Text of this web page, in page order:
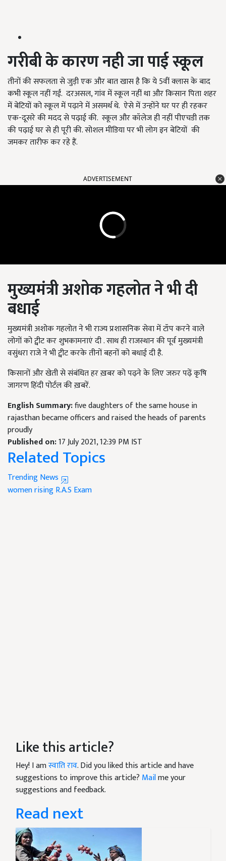
गरीबी के कारण नही जा पाई स्कूल
तीनों की सफलता से जुड़ी एक और बात खास है कि ये 5वीं क्लास के बाद
कभी स्कूल नहीं गईं. दरअसल, गांव में स्कूल नहीं था और किसान पिता शहर
में बेटियों को स्कूल में पढ़ाने में असमर्थ थे. ऐसे में उन्होंने घर पर ही रहकर
एक-दूसरे की मदद से पढ़ाई की. स्कूल और कॉलेज ही नहीं पीएचडी तक
की पढ़ाई घर से ही पूरी की. सोशल मीडिया पर भी लोग इन बेटियों की
जमकर तारीफ कर रहे हैं.
ADVERTISEMENT
मुख्यमंत्री अशोक गहलोत ने भी दी
बधाई
मुख्यमंत्री अशोक गहलोत ने भी राज्य प्रशासनिक सेवा में टॉप करने वाले
लोगों को ट्वीट कर शुभकामनाएं दी . साथ ही राजस्थान की पूर्व मुख्यमंत्री
वसुंधरा राजे ने भी ट्वीट करके तीनों बहनों को बधाई दी है.
किसानों और खेती से संबंधित हर ख़बर को पढ़ने के लिए जरुर पढ़ें कृषि
जागरण हिंदी पोर्टल की ख़बरें.
English Summary:five daughters of the same house in
rajasthan became officers and raised the heads of parents
proudly
Published on:17 July 2021, 12:39 PM IST
Related Topics
Trending News
women risingR.A.S Exam
Like this article?
Hey! I amस्वाति राव. Did you liked this article and have
suggestions to improve this article? Mailme your
suggestions and feedback.
Read next